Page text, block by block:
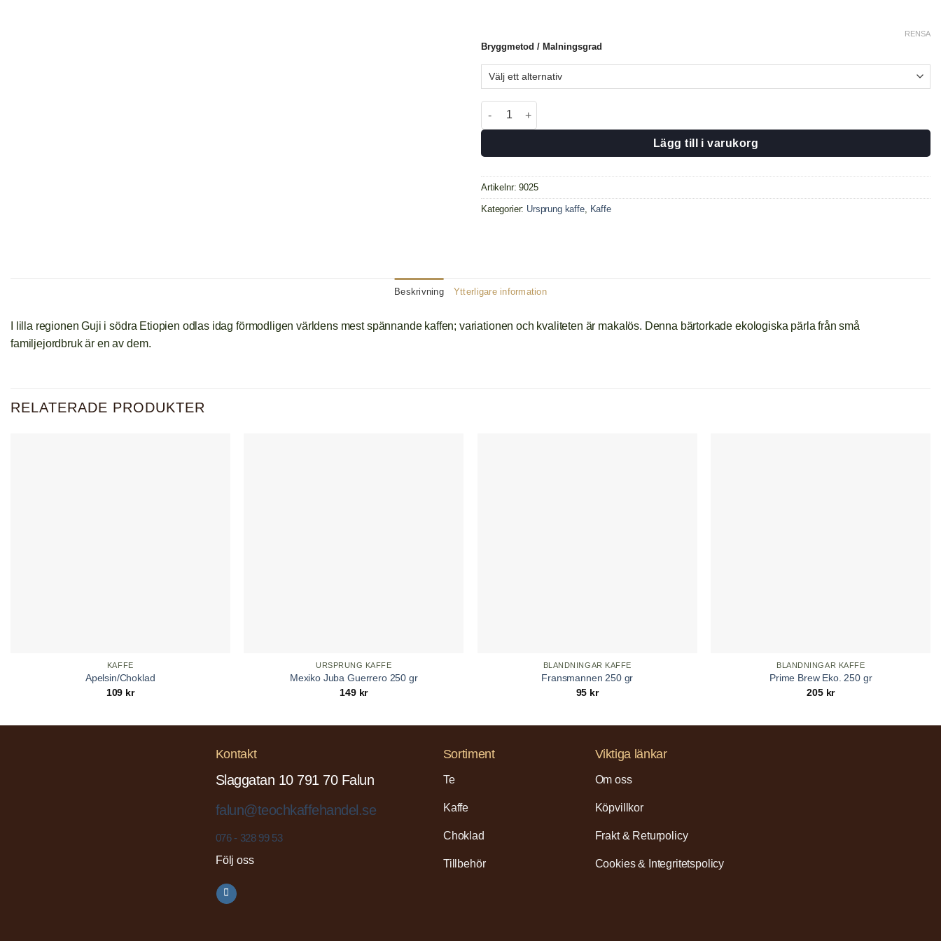
Bryggmetod / Malningsgrad
RENSA
Etiopien Guji Eko. 250 gr mängd
Lägg till i varukorg
Artikelnr:9025
Kategorier: Ursprung kaffe, Kaffe
Beskrivning Ytterligare information
I lilla regionen Guji i södra Etiopien odlas idag förmodligen världens mest spännande kaffen; variationen och kvaliteten är makalös. Denna bärtorkade ekologiska pärla från små
familjejordbruk är en av dem.
RELATERADE PRODUKTER
KAFFE
Apelsin/Choklad
109 kr
URSPRUNG KAFFE
Mexiko Juba Guerrero 250 gr
149 kr
BLANDNINGAR KAFFE
Fransmannen 250 gr
95 kr
BLANDNINGAR KAFFE
Prime Brew Eko. 250 gr
205 kr
Kontakt
Slaggatan 10 791 70 Falun
falun@teochkaffehandel.se
076 - 328 99 53
Följ oss
Sortiment
Te
Kaffe
Choklad
Tillbehör
Viktiga länkar
Om oss
Köpvillkor
Frakt & Returpolicy
Cookies & Integritetspolicy